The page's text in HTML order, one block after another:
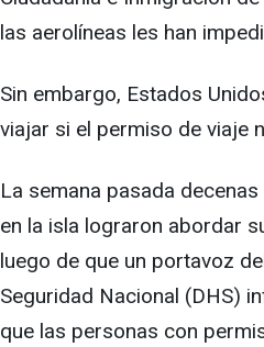
las aerolíneas les han
Sin embargo, Estados
viajar si el permiso de viaje
La semana pasada
en la isla lograron abordar
luego de que un portavoz
Seguridad Nacional (DHS)
que las personas con